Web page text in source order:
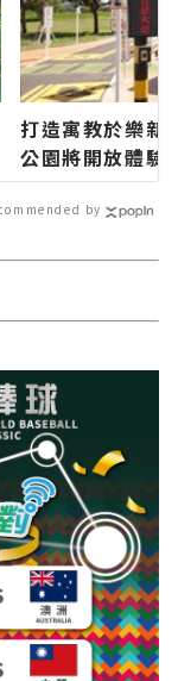
打造寓教於樂新
公園將開放體
網站各類新聞－
報導 最新的在
by